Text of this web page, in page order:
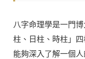
八字命理學是一門
柱、日柱、時柱」
能夠深入了解一個